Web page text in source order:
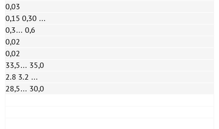
0,03
0,15 0,30 …
0,3… 0,6
0,02
0,02
33,5… 35,0
2.8 3.2 …
28,5… 30,0